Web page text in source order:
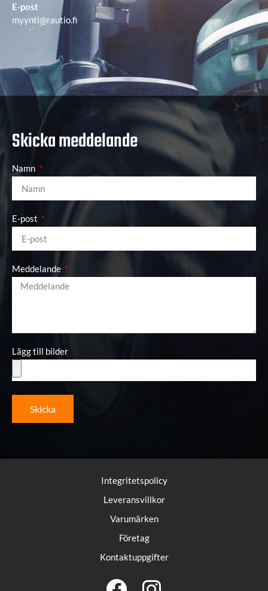
E-post
myynti@rautio.fi
Skicka meddelande
Namn
E-post
Meddelande
Lägg till bilder
Skicka
Integritetspolicy
Leveransvillkor
Varumärken
Företag
Kontaktuppgifter